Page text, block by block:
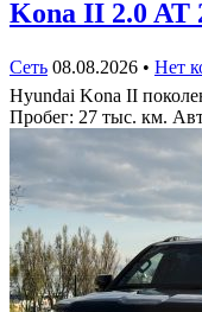
Kona II 2.0 AT
Сеть 08.08.2026 • Нет
Hyundai Kona II
Пробег: 27 тыс. км.